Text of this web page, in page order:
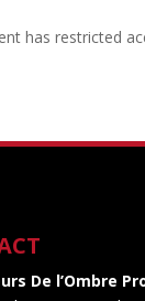
has restricted
De l’Ombre